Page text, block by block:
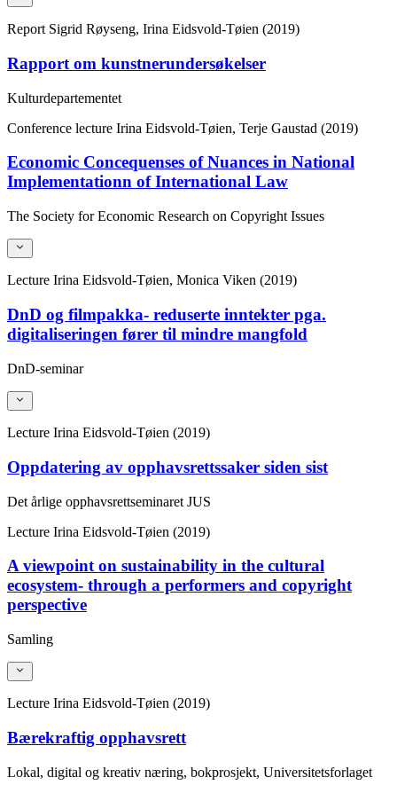
Report Sigrid Røyseng, Irina Eidsvold-Tøien (2019)
Rapport om kunstnerundersøkelser
Kulturdepartementet
Conference lecture Irina Eidsvold-Tøien, Terje Gaustad (2019)
Economic Concequenses of Nuances in National
Implementationn of International Law
The Society for Economic Research on Copyright Issues
Lecture Irina Eidsvold-Tøien, Monica Viken (2019)
DnD og filmpakka- reduserte inntekter pga.
digitaliseringen fører til mindre mangfold
DnD-seminar
Lecture Irina Eidsvold-Tøien (2019)
Oppdatering av opphavsrettssaker siden sist
Det årlige opphavsrettseminaret JUS
Lecture Irina Eidsvold-Tøien (2019)
A viewpoint on sustainability in the cultural
ecosystem- through a performers and copyright
perspective
Samling
Lecture Irina Eidsvold-Tøien (2019)
Bærekraftig opphavsrett
Lokal, digital og kreativ næring, bokprosjekt, Universitetsforlaget